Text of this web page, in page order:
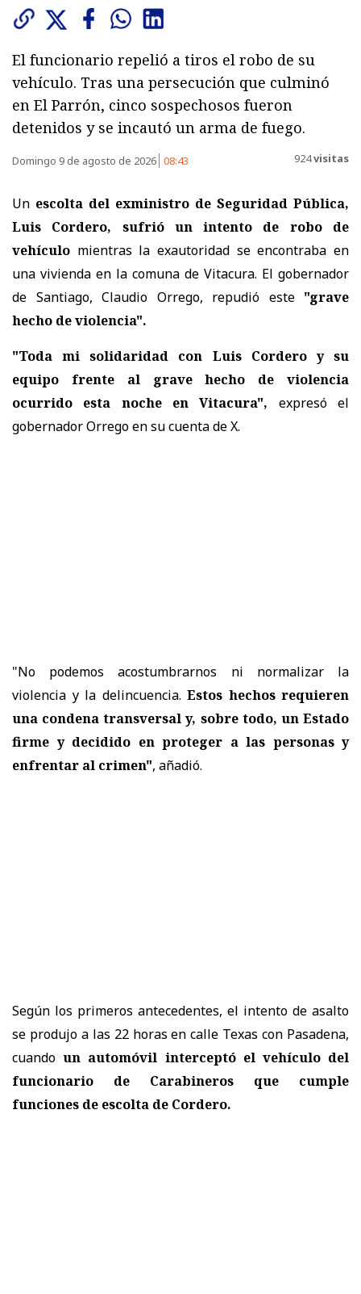
El funcionario repelió a tiros el robo de su
vehículo. Tras una persecución que culminó
en El Parrón, cinco sospechosos fueron
detenidos y se incautó un arma de fuego.
Domingo 9 de agosto de 2026 08:43 924visitas
Un escolta del exministro de Seguridad Pública,
Luis Cordero, sufrió un intento de robo de
vehículo mientras la exautoridad se encontraba en
una vivienda en la comuna de Vitacura. El gobernador
de Santiago, Claudio Orrego, repudió este"grave
hecho de violencia".
"Toda mi solidaridad con Luis Cordero y su
equipo frente al grave hecho de violencia
ocurrido esta noche en Vitacura", expresó el
gobernador Orrego en su cuenta de X.
"No podemos acostumbrarnos ni normalizar la
violencia y la delincuencia. Estos hechos requieren
una condena transversal y, sobre todo, un Estado
firme y decidido en proteger a las personas y
enfrentar al crimen", añadió.
Según los primeros antecedentes, el intento de asalto
se produjo a las 22 horas en calle Texas con Pasadena,
cuandoun automóvil interceptó el vehículo del
funcionario de Carabineros
que cumple
funciones de escolta de Cordero.